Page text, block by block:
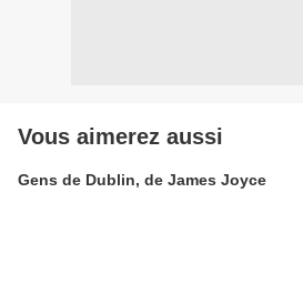
Vous aimerez aussi
Gens de Dublin, de James Joyce